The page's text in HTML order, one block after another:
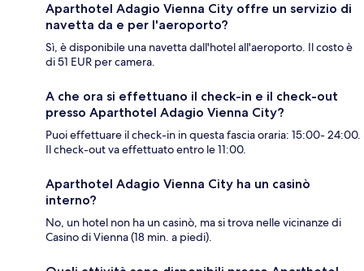
Aparthotel Adagio Vienna City offre un servizio di
navetta da e per l'aeroporto?
Sì, è disponibile una navetta dall'hotel all'aeroporto. Il costo è
di 51 EUR per camera.
A che ora si effettuano il check-in e il check-out
presso Aparthotel Adagio Vienna City?
Puoi effettuare il check-in in questa fascia oraria: 15:00- 24:00.
Il check-out va effettuato entro le 11:00.
Aparthotel Adagio Vienna City ha un casinò
interno?
No, un hotel non ha un casinò, ma si trova nelle vicinanze di
Casino di Vienna (18 min. a piedi).